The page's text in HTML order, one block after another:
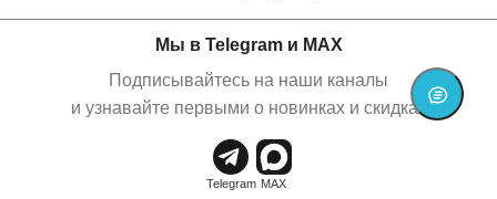
Мы в Telegram и MAX
Подписывайтесь на наши каналы
и узнавайте первыми о новинках и скидках